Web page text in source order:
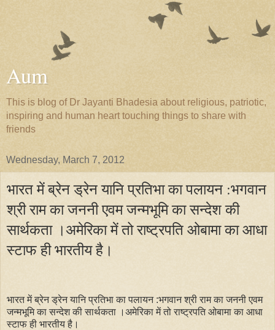
Aum
This is blog of Dr Jayanti Bhadesia about religious, patriotic,
inspiring and human heart touching things to share with
friends
Wednesday, March 7, 2012
भारत में ब्रेन ड्रेन यानि प्रतिभा का पलायन :भगवान
श्री राम का जननी एवम जन्मभूमि का सन्देश की
सार्थकता ।अमेरिका में तो राष्ट्रपति ओबामा का आधा
स्टाफ ही भारतीय है।
भारत में ब्रेन ड्रेन यानि प्रतिभा का पलायन :भगवान श्री राम का जननी एवम
जन्मभूमि का सन्देश की सार्थकता ।अमेरिका में तो राष्ट्रपति ओबामा का आधा
स्टाफ ही भारतीय है।